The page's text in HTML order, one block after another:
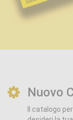
Nuovo
Il catalogo